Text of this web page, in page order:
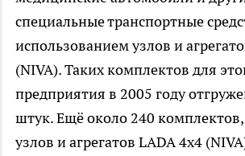
специальные транспортные
использованием узлов и
(NIVA). Таких комплектов для
предприятия в 2005 году
штук. Ещё около 240
узлов и агрегатов LADA 4х4